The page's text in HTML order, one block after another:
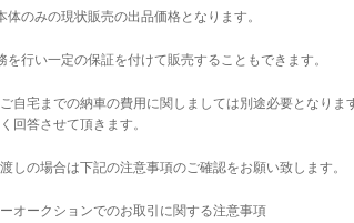
のみの現状販売の出品価格となります。
行い一定の保証を付けて販売することもできます。
自宅までの納車の費用に関しましては別途必要となりま
回答させて頂きます。
しの場合は下記の注意事項のご確認をお願い致します。
ションでのお取引に関する注意事項